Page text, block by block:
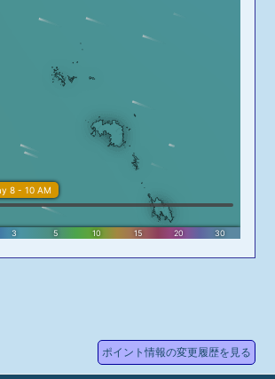
ポイント情報の変更履歴を見る